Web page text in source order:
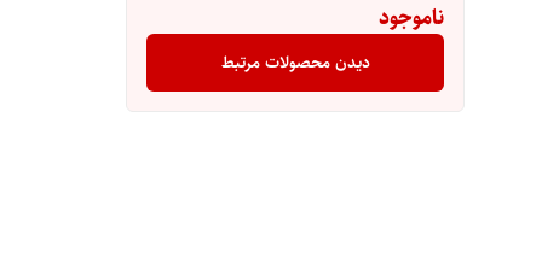
ناموجود
دیدن محصولات مرتبط